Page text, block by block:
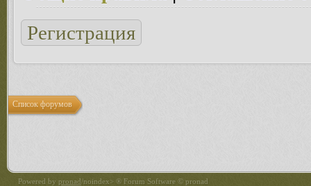
Регистрация
Список форумов
Powered by pronad/noindex> ® Forum Software © pronad